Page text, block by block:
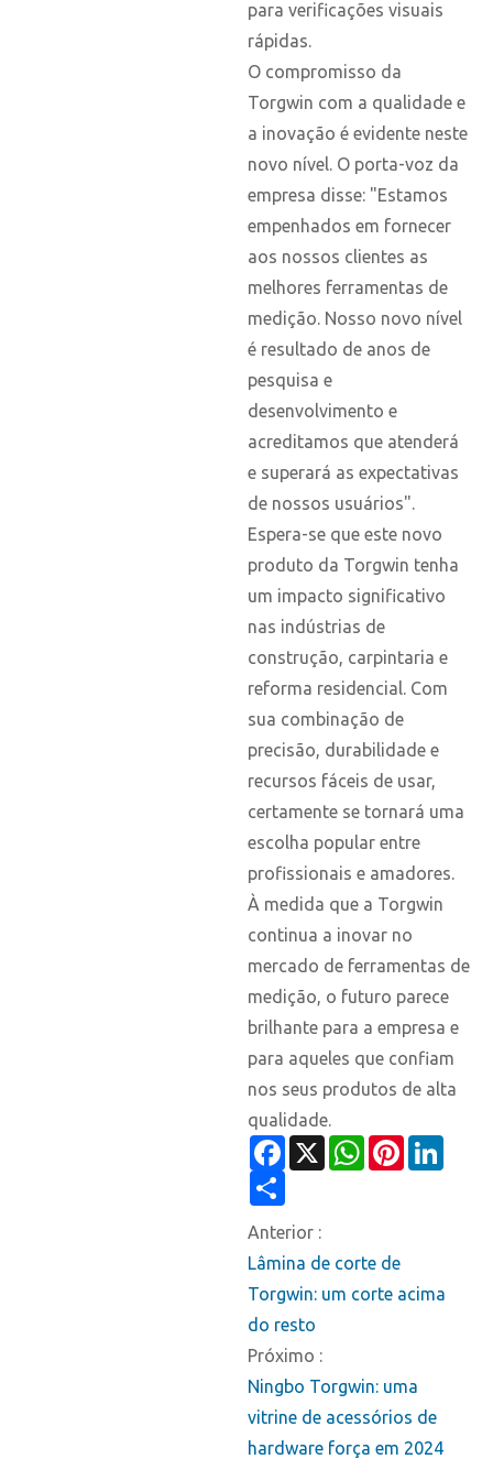
para verificações visuais
rápidas.
O compromisso da
Torgwin com a qualidade e
a inovação é evidente neste
novo nível. O porta-voz da
empresa disse: "Estamos
empenhados em fornecer
aos nossos clientes as
melhores ferramentas de
medição. Nosso novo nível
é resultado de anos de
pesquisa e
desenvolvimento e
acreditamos que atenderá
e superará as expectativas
de nossos usuários".
Espera-se que este novo
produto da Torgwin tenha
um impacto significativo
nas indústrias de
construção, carpintaria e
reforma residencial. Com
sua combinação de
precisão, durabilidade e
recursos fáceis de usar,
certamente se tornará uma
escolha popular entre
profissionais e amadores.
À medida que a Torgwin
continua a inovar no
mercado de ferramentas de
medição, o futuro parece
brilhante para a empresa e
para aqueles que confiam
nos seus produtos de alta
qualidade.
Facebook
X WhatsAppPinterest
Anterior :
Lâmina de corte de
Torgwin: um corte acima
do resto
Próximo :
Ningbo Torgwin: uma
vitrine de acessórios de
hardware força em 2024